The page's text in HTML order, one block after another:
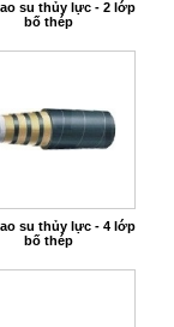
su thủy lực - 2 lớp
bố thép
su thủy lực - 4 lớp
bố thép